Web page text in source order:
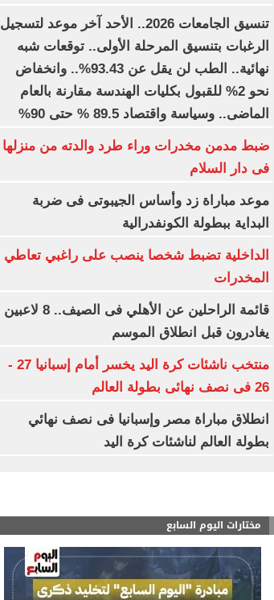
تنسيق الجامعات 2026.. الأحد آخر موعد لتسجيل
الرغبات بتنسيق المرحلة الأولى.. توقعات شبه
نهائية.. الطب لن يقل عن 93.43%.. وانخفاض
نحو 2% للقبول بكليات الهندسة مقارنة بالعام
الماضى.. وسياسة واقتصاد 89.5 % حتى 90%
ضبط مدمن مخدرات وراء طرد والدته من منزلها
فى دار السلام
موعد مباراة زد وأساس الجيبوتى فى ضربة
البداية ببطولة الكونفدرالية
الداخلية تضبط شخصا ينصب على راغبي تعاطي
المخدرات
قائمة الراحلين عن الأهلي فى الصيف.. 8 لاعبين
يغادرون قبل انطلاق الموسم
منتخب ناشئات كرة اليد يخسر أمام إسبانيا 27 -
26 فى نصف نهائى بطولة العالم
انطلاق مباراة مصر وإسبانيا فى نصف نهائي
بطولة العالم لناشئات كرة اليد
مختارات اليوم السابع